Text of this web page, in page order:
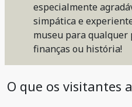
especialmente
simpática e
museu para qualquer
finanças ou história!
O que os visitantes